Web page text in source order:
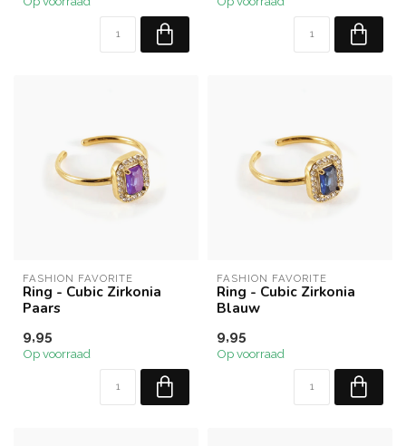
FASHION FAVORITE
Ring - Cubic Zirkonia
Paars
9,95
Op voorraad
FASHION FAVORITE
Ring - Cubic Zirkonia
Blauw
9,95
Op voorraad